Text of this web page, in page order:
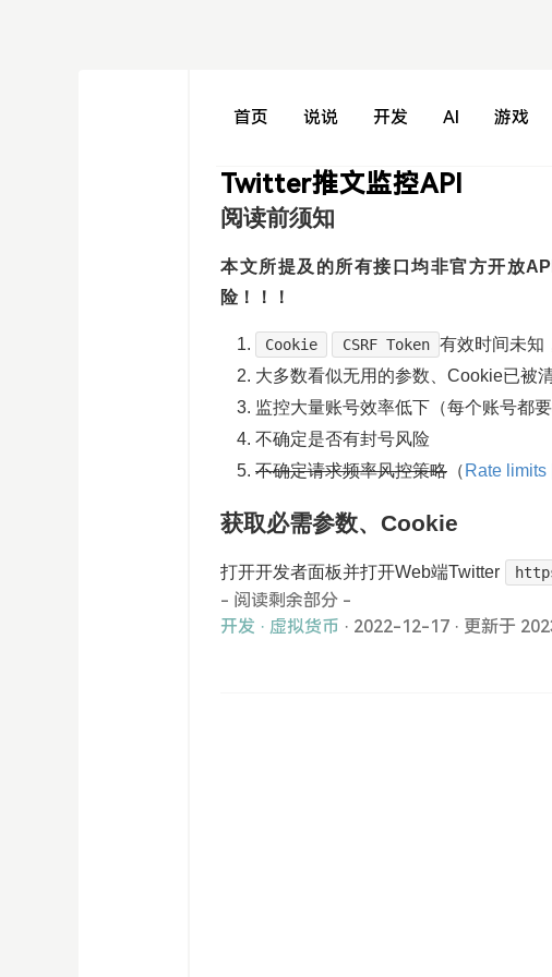
首页 说说 开发 AI 游戏
Twitter推文监控API
阅读前须知
本文所提及的所有接口均非官方开放
险！！！
Cookie CSRF Token 有效时间未知
大多数看似无用的参数、Cookie已被
监控大量账号效率低下（每个账号都
不确定是否有封号风险
不确定请求频率风控策略 （ Rate limits
获取必需参数、Cookie
打开开发者面板并打开Web端Twitter
- 阅读剩余部分 -
开发 · 虚拟货币 · 2022-12-17 · 更新于